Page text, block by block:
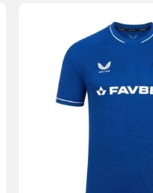
a tagként való
Megnyit egy modált a